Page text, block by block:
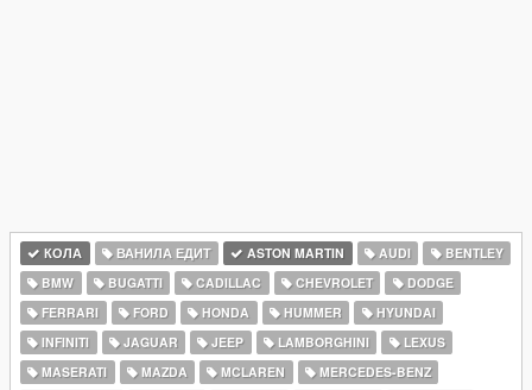
КОЛА ВАНИЛА ЕДИТ ASTON MARTIN AUDI
BENTLEY
BMW
BUGATTI CADILLAC CHEVROLET
DODGE
FERRARI
FORD HONDA HUMMER
HYUNDAI
INFINITI
JAGUAR JEEP LAMBORGHINI
LEXUS
MASERATI
MAZDA MCLAREN
MERCEDES-BENZ